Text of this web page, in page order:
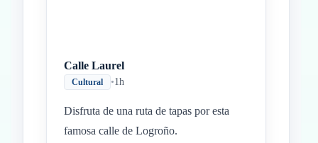
Calle Laurel
Cultural •1h
Disfruta de una ruta de tapas por esta
famosa calle de Logroño.